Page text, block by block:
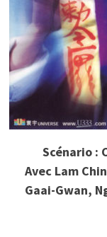
Scénario :
Avec Lam
Gaai-Gwan,